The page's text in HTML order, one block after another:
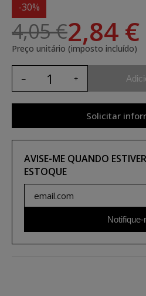
-30%
4,05 €2,84 €
Preço unitário (imposto incluído)
Solicitar
AVISE-ME QUANDO
ESTOQUE
Notifique-